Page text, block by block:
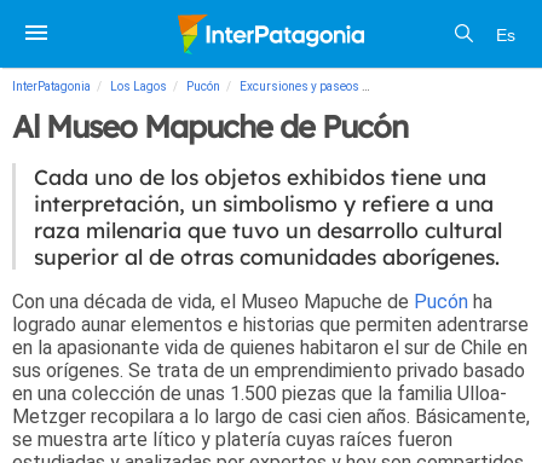
Es
InterPatagonia Los Lagos Pucón Excursiones y paseos
Al Museo Mapuche de Pucón
Cada uno de los objetos exhibidos tiene una
interpretación, un simbolismo y refiere a una
raza milenaria que tuvo un desarrollo cultural
superior al de otras comunidades aborígenes.
Con una década de vida, el Museo Mapuche de Pucón ha
logrado aunar elementos e historias que permiten adentrarse
en la apasionante vida de quienes habitaron el sur de Chile en
sus orígenes. Se trata de un emprendimiento privado basado
en una colección de unas 1.500 piezas que la familia Ulloa-
Metzger recopilara a lo largo de casi cien años. Básicamente,
se muestra arte lítico y platería cuyas raíces fueron